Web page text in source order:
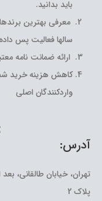
باید بدانید.
معرفی بهترین
سالها فعالیت پس
ارائه ضمانت نامه
کاهش هزینه خرید شما
واردکنندگان اصلی
آدرس:
تهران، خیابان طالقانی،
پلاک 2